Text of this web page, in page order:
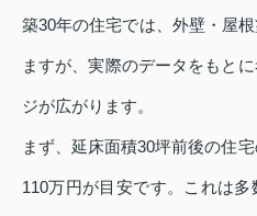
築30年の住宅では、外壁・屋
ますが、実際のデータをもと
ジが広がります。
まず、延床面積30坪前後の住
110万円が目安です。これは